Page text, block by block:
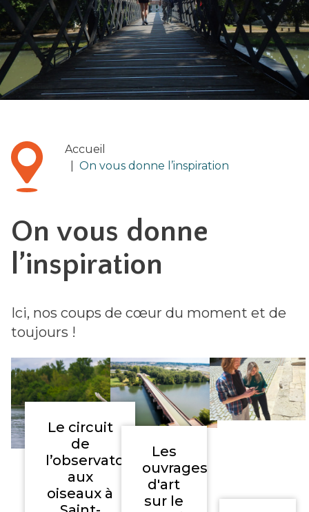
Accueil
On vous donne l’inspiration
On vous donne
l’inspiration
Ici, nos coups de cœur du moment et de
toujours !
Le circuit
de
l’observatoire
aux
oiseaux à
Les
ouvrages
d'art
sur le